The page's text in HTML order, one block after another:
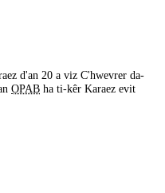
d'an 20 a viz C'hwevrer da-
OPAB ha ti-kêr Karaez evit